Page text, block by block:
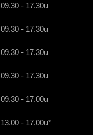
09.30 - 17.30u
09.30 - 17.30u
09.30 - 17.30u
09.30 - 17.30u
09.30 - 17.00u
13.00 - 17.00u*